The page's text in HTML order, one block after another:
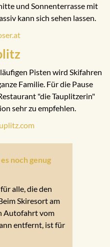
und Sonnenterrasse mit
kann sich sehen lassen.
Pisten wird Skifahren
Familie. Für die Pause
"die Tauplitzerin"
sehr zu empfehlen.
noch genug
alle, die den
Skiresort am
Autofahrt vom
entfernt, ist für